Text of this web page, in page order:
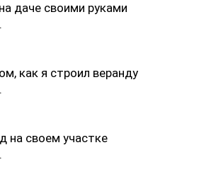
даче своими руками
как я строил веранду
на своем участке